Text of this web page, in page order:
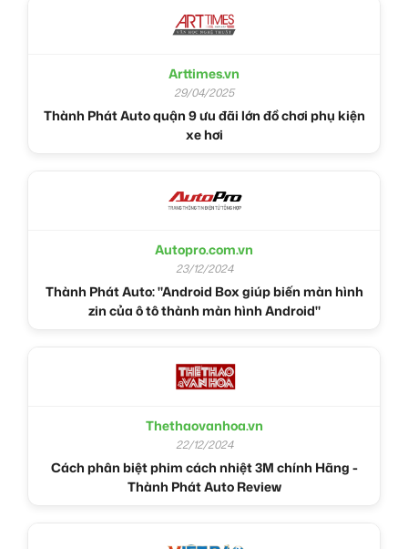
Arttimes.vn
29/04/2025
Thành Phát Auto quận 9 ưu đãi lớn đồ chơi phụ kiện
xe hơi
Autopro.com.vn
23/12/2024
Thành Phát Auto: "Android Box giúp biến màn hình
zin của ô tô thành màn hình Android"
Thethaovanhoa.vn
22/12/2024
Cách phân biệt phim cách nhiệt 3M chính Hãng -
Thành Phát Auto Review